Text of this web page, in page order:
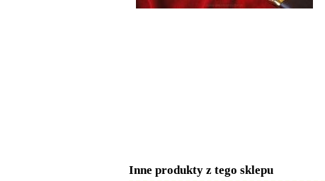
Inne produkty z tego sklepu